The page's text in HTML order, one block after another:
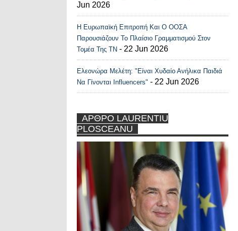
Jun 2026
Η Ευρωπαϊκή Επιτροπή Και Ο ΟΟΣΑ
Παρουσιάζουν Το Πλαίσιο Γραμματισμού Στον
Τομέα Της ΤΝ - 22 Jun 2026
Ελεονώρα Μελέτη: "Είναι Χυδαίο Ανήλικα Παιδιά
Να Γίνονται Influencers" - 22 Jun 2026
ΑΡΘΡΟ LAURENTIU
PLOSCEANU